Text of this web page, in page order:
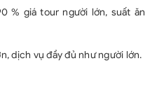
% giá tour người lớn, suất ăn
dịch vụ đầy đủ như người lớn.